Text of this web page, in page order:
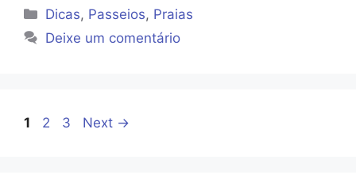
Categorias
Dicas, Passeios, Praias
Deixe um comentário
Page
1 Page
2 Page
3 Next →